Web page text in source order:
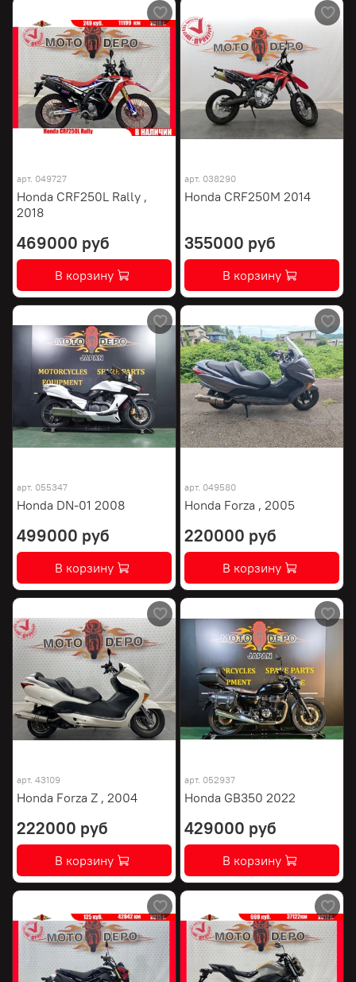
арт. 049727
Honda CRF250L Rally ,
2018
469000 руб
В корзину
арт. 038290
Honda CRF250M 2014
355000 руб
В корзину
арт. 055347
Honda DN-01 2008
499000 руб
В корзину
арт. 049580
Honda Forza , 2005
220000 руб
В корзину
арт. 43109
Honda Forza Z , 2004
222000 руб
В корзину
арт. 052937
Honda GB350 2022
429000 руб
В корзину